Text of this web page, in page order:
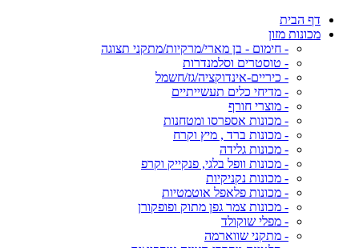
דף הבית
מכונות מזון
- חימום - בן מארי/מרקיות/מתקני תצוגה
- טוסטרים וסלמנדרות
- כיריים-אינדוקציה/גז/חשמל
- מדיחי כלים תעשייתיים
- מוצרי חורף
- מכונות אספרסו ומטחנות
- מכונות ברד , מיץ וקרח
- מכונות גלידה
- מכונות וופל בלגי, פנקייק וקרפ
- מכונות נקניקיות
- מכונות פלאפל אוטמטיות
- מכונות צמר גפן מתוק ופופקורן
- מפלי שוקולד
- מתקני שווארמה